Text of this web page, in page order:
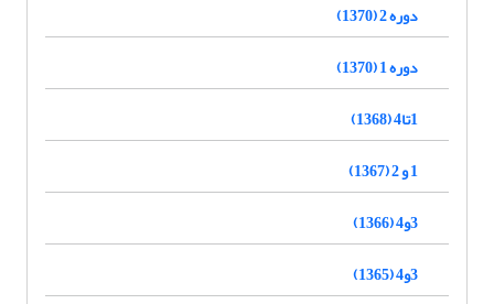
دوره 2 (1370)
دوره 1 (1370)
1تا4 (1368)
1 و 2 (1367)
3و4 (1366)
3و4 (1365)